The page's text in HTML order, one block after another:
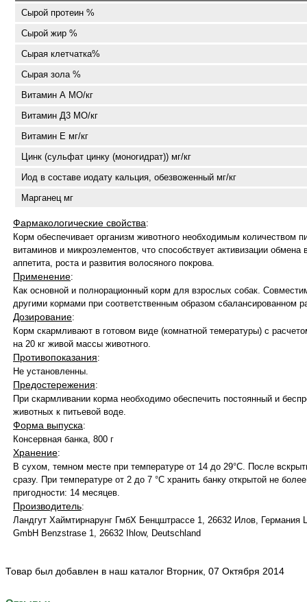
Сырой протеин %
Сырой жир %
Сырая клетчатка%
Сырая зола %
Витамин А МО/кг
Витамин Д3 МО/кг
Витамин Е мг/кг
Цинк (сульфат цинку (моногидрат)) мг/кг
Иод в составе иодату кальция, обезвоженный мг/кг
Марганец мг
Фармакологические свойства:
Корм обеспечивает организм животного необходимым количеством
витаминов и микроэлементов, что способствует активизации
аппетита, роста и развития волосяного покрова.
Применение:
Как основной и полнорационный корм для взрослых собак.
другими кормами при соответственным образом сбалансированном
Дозирование:
Корм скармливают в готовом виде (комнатной темературы) с
на 20 кг живой массы животного.
Противопоказания:
Не установленны.
Предостережения:
При скармливании корма необходимо обеспечить постоянный и
животных к питьевой воде.
Форма выпуска:
Консервная банка, 800 г
Хранение:
В сухом, темном месте при температуре от 14 до 29°С. После
сразу. При температуре от 2 до 7 °С хранить банку открытой не
пригодности: 14 месяцев.
Производитель:
Ландгут Хаймтирнарунг ГмбХ Бенцштрассе 1, 26632 Илов, Германия
GmbH Benzstrase 1, 26632 Ihlow, Deutschland
Товар был добавлен в наш каталог Вторник, 07 Октября 2014